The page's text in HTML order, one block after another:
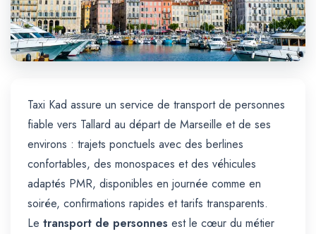
Taxi Kad assure un service de transport de personnes
fiable vers Tallard au départ de Marseille et de ses
environs : trajets ponctuels avec des berlines
confortables, des monospaces et des véhicules
adaptés PMR, disponibles en journée comme en
soirée, confirmations rapides et tarifs transparents.
Le transport de personnes est le cœur du métier